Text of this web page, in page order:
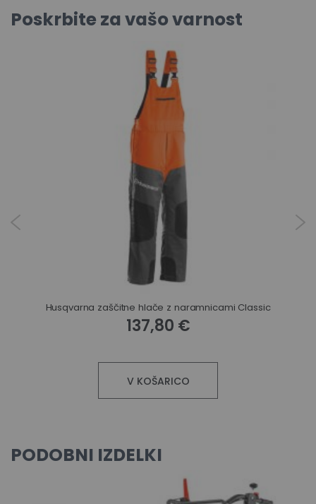
Poskrbite za vašo varnost
Husqvarna zaščitne hlače z naramnicami Classic
137,80 €
V KOŠARICO
PODOBNI IZDELKI